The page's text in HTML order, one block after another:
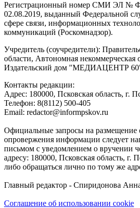
Регистрационный номер СМИ ЭЛ №
02.08.2019, выданный Федеральной
сфере связи, информационных
коммуникаций (Роскомнадзор).
Учредитель (соучредители):
области, Автономная некоммерческая
Издательский дом "МЕДИАЦЕНТР
Контакты редакции:
Адреc: 180000, Псковская область, г.
Телефон: 8(8112) 500-405
Email: redactor@informpskov.ru
Официальные запросы на размещение
опровержения информации следует
письмом с уведомлением о вручении
адресу: 180000, Псковская область, г.
либо обращаться лично по тому же
Главный редактор - Спиридонова
Соглашение об использовании cookie